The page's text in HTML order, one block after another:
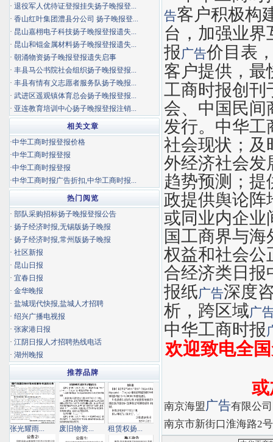
告客户积极构
台，加强业界
报广告价目表
客户提供，最
工商时报创刊
会、中国民间
发行。中华工
社会现状；及
外经济社会发
趋势预测；提
政提供舆论阵
或同业内企业
国工商界与
权益和社会公
合经济类日报
报纸广告深度
析，跨区域广
中华工商时报
欢迎致电全
或
南京海盟 广告有限
南京市新街口淮海路2
· 退役军人优待证登报挂失扬子晚报登...
· 香山红叶集团澧县分公司 扬子晚报登...
· 昆山嘉栩电子科技扬子晚报登报遗失...
· 昆山和锟金属材料扬子晚报登报遗失...
· 朝涌物资扬子晚报登报遗失启事
· 丰县马公书院社会组织扬子晚报登报...
· 丰县有情有义志愿者服务队扬子晚报...
· 武进区遥观镇体育总会扬子晚报登报...
· 亚连教育培训中心扬子晚报登报注销...
相关文章
·中华工商时报登报价格
·中华工商时报登报
·中华工商时报登报
·中华工商时报广告折扣,中华工商时报...
热门阅览
· 部队采购招标扬子晚报登报公告
· 扬子经济时报,无锡版扬子晚报
· 扬子经济时报,常州版扬子晚报
· 社区新报
· 昆山日报
· 宜春日报
· 金华晚报
· 盐城现代快报,盐城人才招聘
· 绍兴广播电视报
· 张家港日报
· 江阴日报人才招聘热线电话
· 湖州晚报
推荐品牌
张光耀雨... 废旧物资... 租赁权扬...